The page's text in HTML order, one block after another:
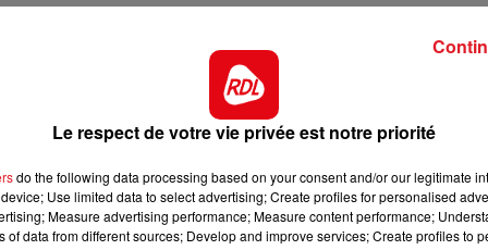
rapatriés de Nice et présentés lundi à un juge
pour l’un et à Sequedin pour l’autre.
de 37 ans morte, gisant dans son sang, dans le
deux hommes avaient fini par se rendre dans un
Agés de 19 et 20 ans,ils ont été mis en examen pour
qui s’est passé ce soir du dimanche 13 décembre.
trafic de stupéfiantsest largement privilégiée, par
Le respect de votre vie privée est notre priorité
do the following data processing based on your consent and/or our legitimate
Use limited data to select advertising; Create profiles for personalised
Measure advertising performance; Measure content performance;
of data from different sources; Develop and improve services; Create profiles to